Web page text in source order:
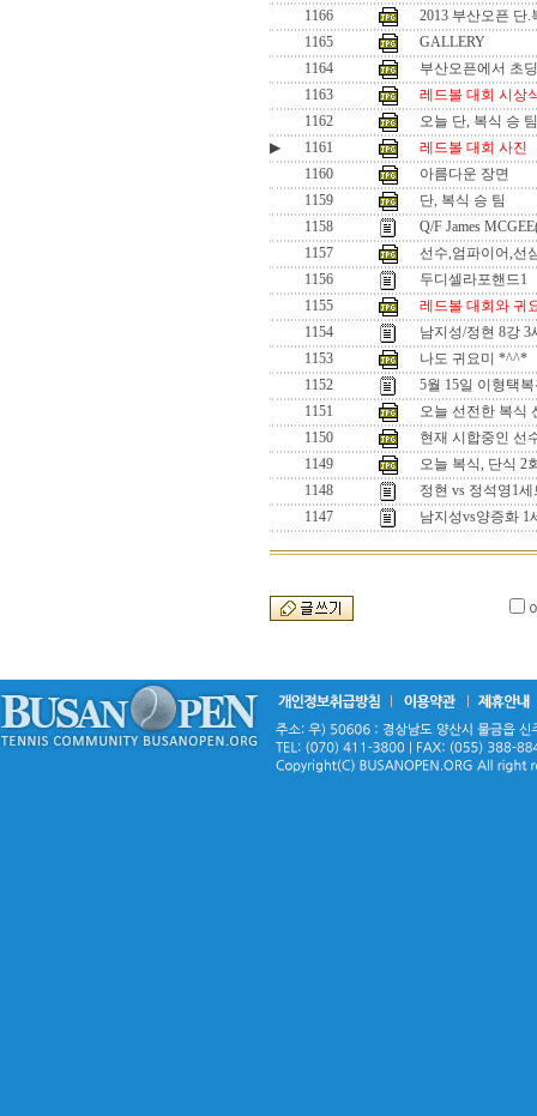
1166
2013 부산오픈 단
1165
GALLERY
1164
부산오픈에서 초
1163
레드볼 대회 시상
1162
오늘 단, 복식 승 팀
▶
1161
레드볼 대회 사진
1160
아름다운 장면
1159
단, 복식 승 팀
1158
Q/F James
1157
선수,엄파이어,선
1156
두디셀라포핸드1
1155
레드볼 대회와 귀
1154
남지성/정현 8강 3
1153
나도 귀요미 *^^*
1152
5월 15일 이형택
1151
오늘 선전한 복식
1150
현재 시합중인 선
1149
오늘 복식, 단식 2
1148
정현 vs 정석영1
1147
남지성vs양증화 1